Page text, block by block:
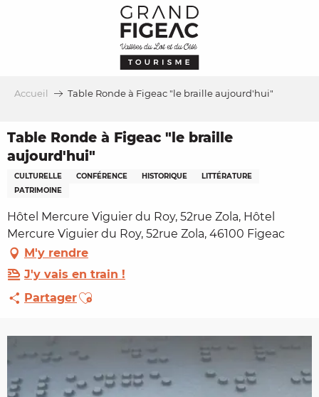
Accueil Table Ronde à Figeac "le braille aujourd'hui"
Table Ronde à Figeac "le braille
aujourd'hui"
CULTURELLE CONFÉRENCE HISTORIQUE
LITTÉRATURE
PATRIMOINE
Hôtel Mercure Viguier du Roy, 52rue Zola, Hôtel
Mercure Viguier du Roy, 52rue Zola, 46100 Figeac
M'y rendre
J'y vais en train !
PartagerAjouter aux favoris